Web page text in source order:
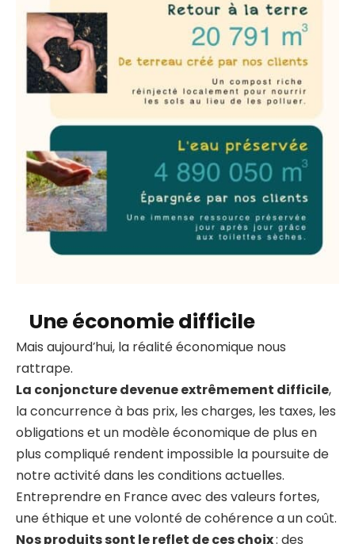
Une économie difficile
Mais aujourd’hui, la réalité économique nous
rattrape.
La conjoncture devenue extrêmement difficile,
la concurrence à bas prix, les charges, les taxes, les
obligations et un modèle économique de plus en
plus compliqué rendent impossible la poursuite de
notre activité dans les conditions actuelles.
Entreprendre en France avec des valeurs fortes,
une éthique et une volonté de cohérence a un coût.
Nos produits sont le reflet de ces choix: des